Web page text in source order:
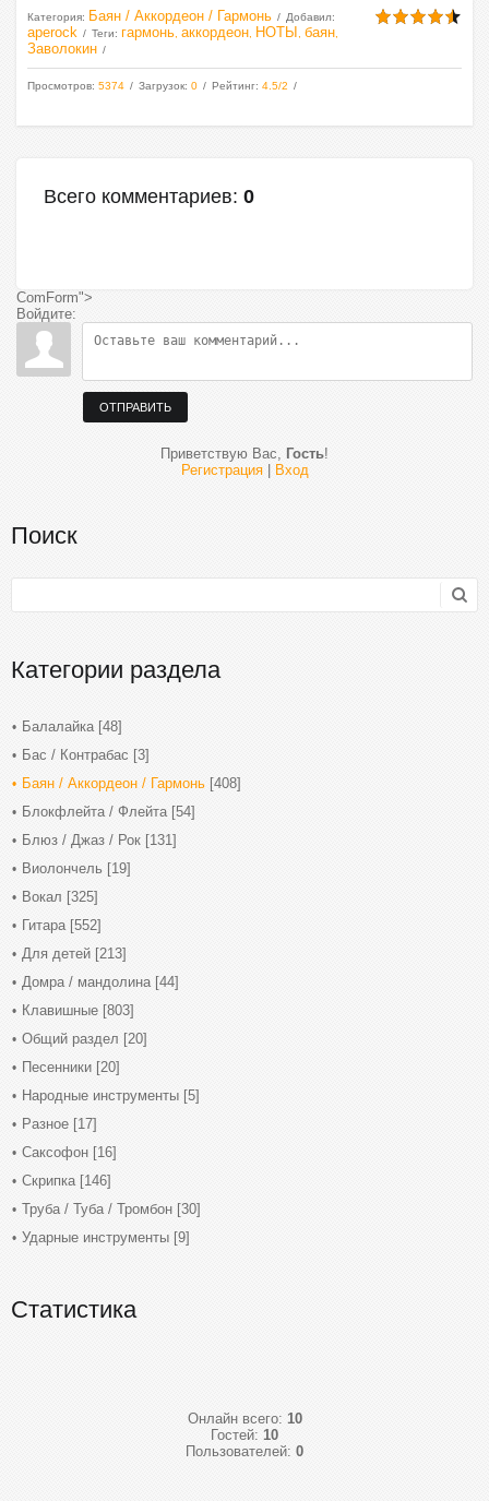
Категория: Баян / Аккордеон / Гармонь Добавил:
aperock Теги: гармонь аккордеон НОТЫ баян
Заволокин
Просмотров: 5374 Загрузок: 0 Рейтинг: 4.5/2
Всего комментариев: 0
ComForm">
Войдите:
ОТПРАВИТЬ
Приветствую Вас, Гость!
Регистрация| Вход
Поиск
Категории раздела
Балалайка [48]
Бас / Контрабас [3]
Баян / Аккордеон / Гармонь [408]
Блокфлейта / Флейта [54]
Блюз / Джаз / Рок [131]
Виолончель [19]
Вокал [325]
Гитара [552]
Для детей [213]
Домра / мандолина [44]
Клавишные [803]
Общий раздел [20]
Песенники [20]
Народные инструменты [5]
Разное [17]
Саксофон [16]
Скрипка [146]
Труба / Туба / Тромбон [30]
Ударные инструменты [9]
Статистика
Онлайн всего: 10
Гостей: 10
Пользователей: 0